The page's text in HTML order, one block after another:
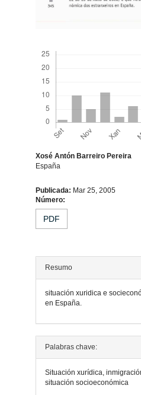
Xosé Antón Barreiro Pereira
España
Contido
principal
do
artigo
Publicada: Mar 25, 2005
Número:
PDF
Resumo
situación xuridica e
en España.
Detalles
do
artigo
Palabras chave:
Situación xurídica,
situación socioeconómica